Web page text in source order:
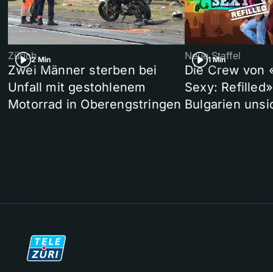
2 Min
Zürich
Zwei Männer sterben bei
Unfall mit gestohlenem
Motorrad in Oberengstringen
1 Min
Neue Staffel
Die Crew von
Sexy:
Bulgarien